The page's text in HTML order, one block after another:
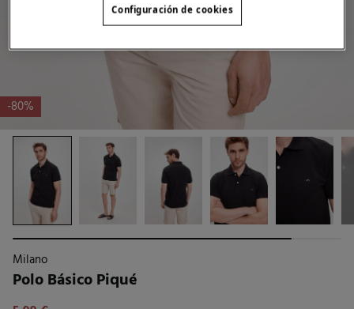
-80%
Milano
Polo Básico Piqué
Configuración de cookies